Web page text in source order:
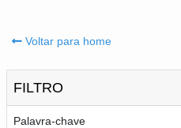
Voltar para home
FILTRO
Palavra-chave